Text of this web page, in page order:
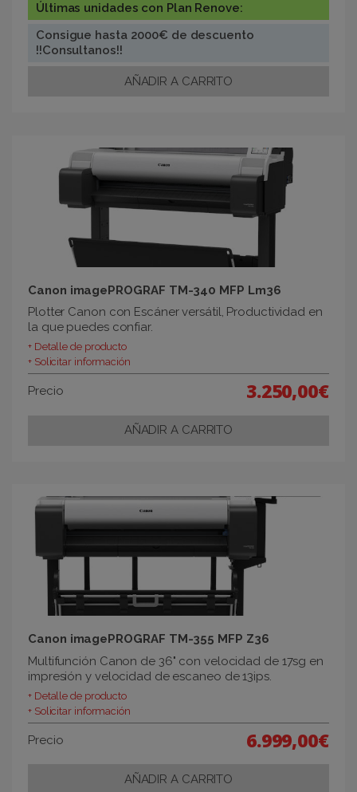
Últimas unidades con Plan Renove:
Consigue hasta 2000€ de descuento
!!Consultanos!!
Canon imagePROGRAF TM-340 MFP Lm36
Plotter Canon con Escáner versátil, Productividad en
la que puedes confiar.
+ Detalle de producto
+ Solicitar información
Precio 3.250,00€
Canon imagePROGRAF TM-355 MFP Z36
Multifunción Canon de 36" con velocidad de 17sg en
impresión y velocidad de escaneo de 13ips.
+ Detalle de producto
+ Solicitar información
Precio 6.999,00€